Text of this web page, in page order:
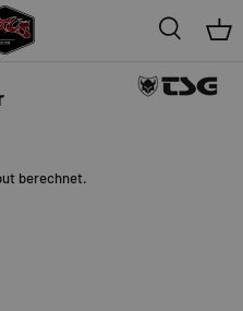
Suche
berechnet.